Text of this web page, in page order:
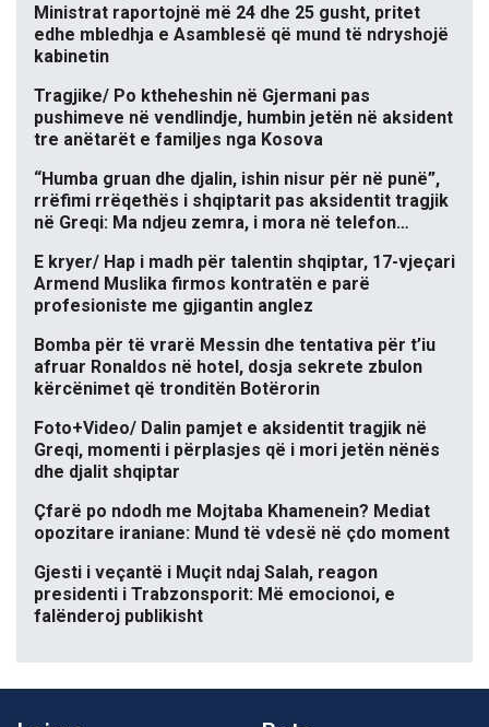
Ministrat raportojnë më 24 dhe 25 gusht, pritet
edhe mbledhja e Asamblesë që mund të ndryshojë
kabinetin
Tragjike/ Po ktheheshin në Gjermani pas
pushimeve në vendlindje, humbin jetën në aksident
tre anëtarët e familjes nga Kosova
“Humba gruan dhe djalin, ishin nisur për në punë”,
rrëfimi rrëqethës i shqiptarit pas aksidentit tragjik
në Greqi: Ma ndjeu zemra, i mora në telefon…
E kryer/ Hap i madh për talentin shqiptar, 17-vjeçari
Armend Muslika firmos kontratën e parë
profesioniste me gjigantin anglez
Bomba për të vrarë Messin dhe tentativa për t’iu
afruar Ronaldos në hotel, dosja sekrete zbulon
kërcënimet që tronditën Botërorin
Foto+Video/ Dalin pamjet e aksidentit tragjik në
Greqi, momenti i përplasjes që i mori jetën nënës
dhe djalit shqiptar
Çfarë po ndodh me Mojtaba Khamenein? Mediat
opozitare iraniane: Mund të vdesë në çdo moment
Gjesti i veçantë i Muçit ndaj Salah, reagon
presidenti i Trabzonsporit: Më emocionoi, e
falënderoj publikisht